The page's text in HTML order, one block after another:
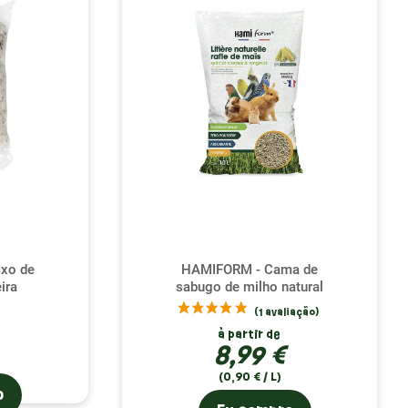
para cobrir a entrada do ninho. Esta estratificação garante não só um
aperfeiçoar o seu pequeno refúgio.
mais quentes no inverno e mais leves no verão. Fornecer diferentes
permitindo-lhe escolher de acordo com as suas preferências sazonais.
sejam adequados e seguros para os seus hamsters, dando-lhes uma
necessidades naturais do seu hamster, mas também enriqueçam sua
saudável e feliz.
de
HAMIFORM - Cama de
sabugo de milho natural
à partir de
8,99 €
(0,90 € / L)